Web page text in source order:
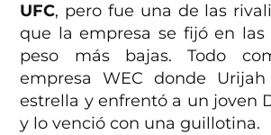
UFC, pero fue una de las
que la empresa se fijó en las
peso más bajas. Todo
empresa WEC donde
estrella y enfrentó a un joven
y lo venció con una guillotina.